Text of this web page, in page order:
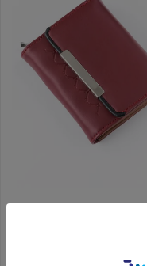
ボルドーベースに、《吠